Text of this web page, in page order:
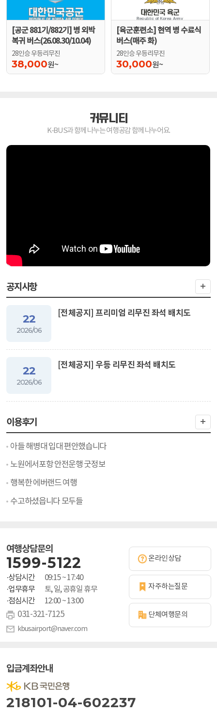
[공군 881기/882기] 병 외박
복귀 버스(26.08.30/10.04)
28인승 우등리무진
38,000원~
[육군훈련소] 현역 병 수료식
버스(매주 화)
28인승 우등리무진
30,000원~
커뮤니티
K-BUS과 함께 나누는 여행공감 함께 나누어요.
공지사항
22
2026/06
[전체공지] 프리미엄 리무진 좌석 배치도
22
2026/06
[전체공지] 우등 리무진 좌석 배치도
이용후기
아들 해병대 입대 편안했습니다
노원에서포항 안전운행 굿정보
행복한 에버랜드 여행
수고하셨읍니다 모두들
여행상담문의
1599-5122
·상담시간
09:15 ~ 17:40
·업무휴무
토, 일, 공휴일 휴무
·점심시간
12:00 ~ 13:00
031-321-7125
kbusairport@naver.com
온라인상담
자주하는질문
단체여행문의
입금계좌안내
218101-04-602237